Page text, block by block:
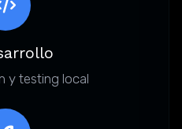
y testing local